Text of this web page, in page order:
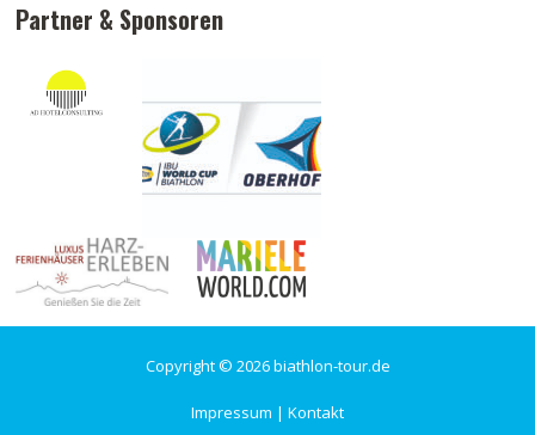
Partner & Sponsoren
Copyright © 2026 biathlon-tour.de
Impressum | Kontakt